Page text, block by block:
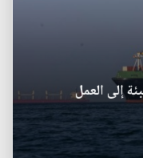
إلى العمل